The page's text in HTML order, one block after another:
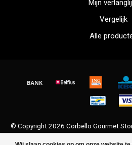
Mijn
Vergelijk
Alle
© Copyright 2026 Corbello Gourmet
Lightspeed design by